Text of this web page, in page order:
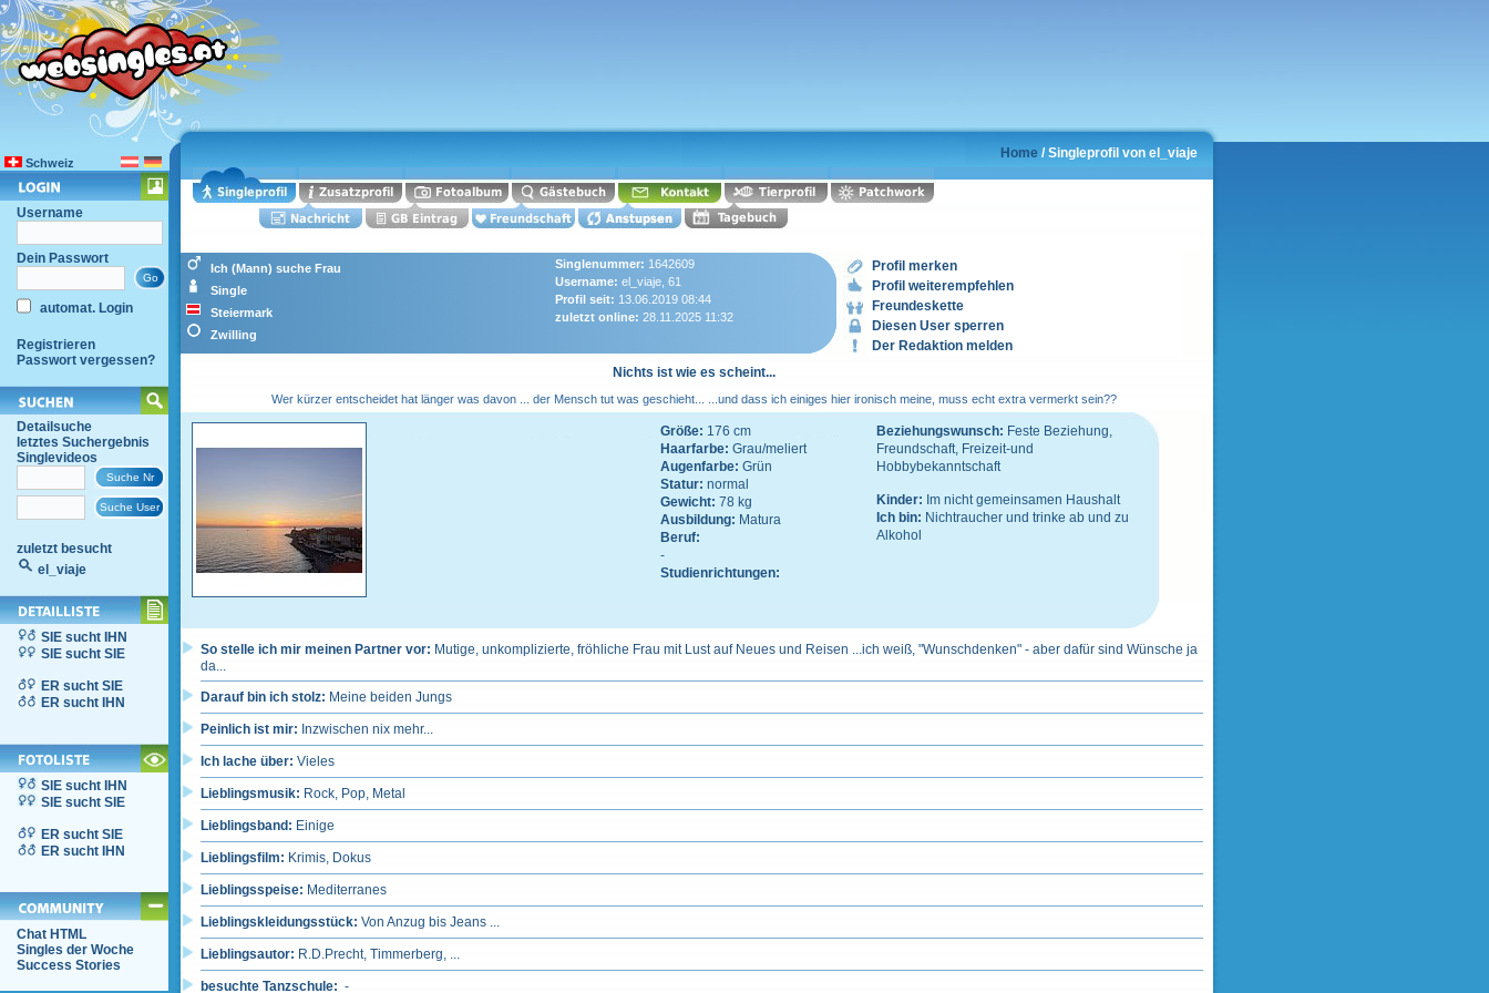
Schweiz
Username
Dein Passwort
automat. Login
Registrieren
Passwort vergessen?
Detailsuche
letztes Suchergebnis
Singlevideos
zuletzt besucht
el_viaje
SIE sucht IHN
SIE sucht SIE
ER sucht SIE
ER sucht IHN
SIE sucht IHN
SIE sucht SIE
ER sucht SIE
ER sucht IHN
Chat HTML
Singles der Woche
Success Stories
Home / Singleprofil von el_viaje
Ich (Mann) suche Frau
Single
Steiermark
Zwilling
Singlenummer: 1642609
Username: el_viaje, 61
Profil seit: 13.06.2019 08:44
zuletzt online: 28.11.2025 11:32
Profil merken
Profil weiterempfehlen
Freundeskette
Diesen User sperren
Der Redaktion melden
Nichts ist wie es scheint...
Wer kürzer entscheidet hat länger was davon ... der Mensch tut was geschieht... ...und dass ich einiges hier ironisch meine, muss echt extra vermerkt sein??
Größe: 176 cm
Haarfarbe: Grau/meliert
Augenfarbe: Grün
Statur: normal
Gewicht: 78 kg
Ausbildung: Matura
Beruf:
-
Studienrichtungen:
Beziehungswunsch: Feste Beziehung,
Freundschaft, Freizeit-und
Hobbybekanntschaft
Kinder: Im nicht gemeinsamen Haushalt
Ich bin: Nichtraucher und trinke ab und zu
Alkohol
So stelle ich mir meinen Partner vor: Mutige, unkomplizierte, fröhliche Frau mit Lust auf Neues und Reisen ...ich weiß, "Wunschdenken" - aber dafür sind Wünsche ja
da...
Darauf bin ich stolz: Meine beiden Jungs
Peinlich ist mir: Inzwischen nix mehr...
Ich lache über: Vieles
Lieblingsmusik: Rock, Pop, Metal
Lieblingsband: Einige
Lieblingsfilm: Krimis, Dokus
Lieblingsspeise: Mediterranes
Lieblingskleidungsstück: Von Anzug bis Jeans ...
Lieblingsautor: R.D.Precht, Timmerberg, ...
besuchte Tanzschule: -